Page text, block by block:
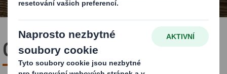
O nás